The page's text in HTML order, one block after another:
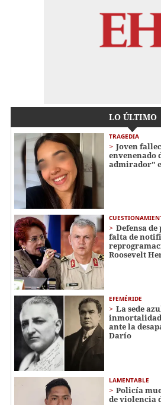
LO ÚLTIMO
TRAGEDIA
Joven
envenenado
admirador"
Defensa
falta de
Roosevelt
EFEMÉRIDE
La sede
ante la
Darío
LAMENTABLE
Policía
de violencia